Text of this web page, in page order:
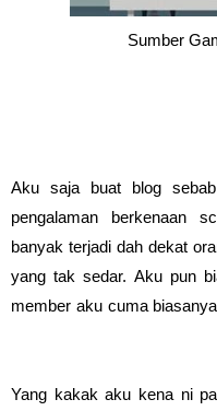
Sumber
Aku saja buat blog
pengalaman berkenaan
banyak terjadi dah dekat
yang tak sedar. Aku pun
member aku cuma
Yang kakak aku kena ni